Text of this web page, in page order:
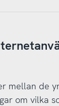
mellan de
om vilka